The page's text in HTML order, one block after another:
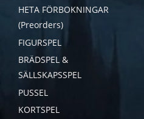
HETA FÖRBOKNINGAR
(Preorders)
FIGURSPEL
BRÄDSPEL &
SÄLLSKAPSSPEL
PUSSEL
KORTSPEL